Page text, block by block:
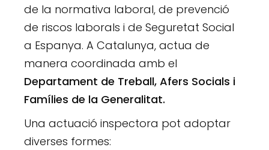
de la normativa laboral, de prevenció
de riscos laborals i de Seguretat Social
a Espanya. A Catalunya, actua de
manera coordinada amb el
Departament de Treball, Afers Socials i
Famílies de la Generalitat.
Una actuació inspectora pot adoptar
diverses formes: